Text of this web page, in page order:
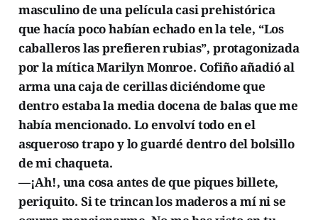
masculino de una película casi prehistórica
que hacía poco habían echado en la tele, “Los
caballeros las prefieren rubias”, protagonizada
por la mítica Marilyn Monroe. Cofiño añadió al
arma una caja de cerillas diciéndome que
dentro estaba la media docena de balas que me
había mencionado. Lo envolví todo en el
asqueroso trapo y lo guardé dentro del bolsillo
de mi chaqueta.
—¡Ah!, una cosa antes de que piques billete,
periquito. Si te trincan los maderos a mí ni se